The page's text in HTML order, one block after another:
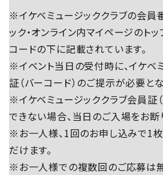
※イケベミュージッククラブの会員
ック・オンライン内マイページのト
コードの下に記載されています。
※イベント当日の受付時に、イケベ
証（バーコード）のご提示が必要とな
※イケベミュージッククラブ会員証
できない場合、当日のご入場をお断
※お一人様、1回のお申し込みで1
だけます。
※お一人様での複数回のご応募は無